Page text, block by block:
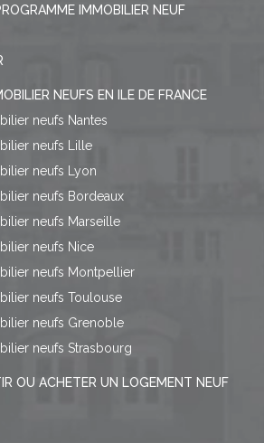
IMMOBILIER NEUF
NEUFS EN ILE DE FRANCE
neufs Nantes
neufs Lille
neufs Lyon
neufs Bordeaux
neufs Marseille
neufs Nice
neufs Montpellier
neufs Toulouse
neufs Grenoble
neufs Strasbourg
OU ACHETER UN LOGEMENT NEUF